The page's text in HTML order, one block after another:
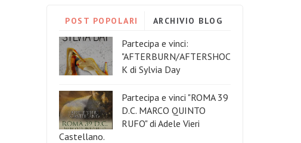
POST POPOLARI ARCHIVIO BLOG
Partecipa e vinci:
"AFTERBURN/AFTERSHOC
K di Sylvia Day
Partecipa e vinci "ROMA 39
D.C. MARCO QUINTO
RUFO" di Adele Vieri
Castellano.